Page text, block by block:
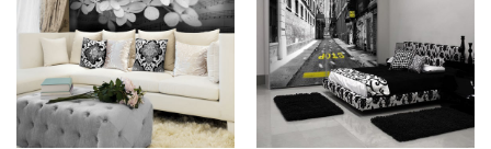
Opcje
można
wybrać
na
stronie
produktu
Opcje
można
wybrać
na
stronie
produktu